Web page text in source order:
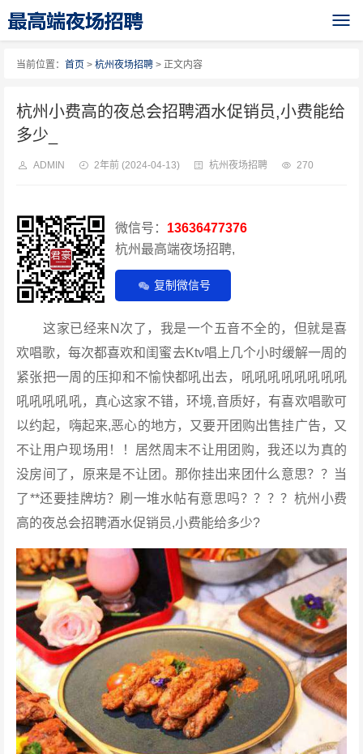
当前位置： 首页 > 杭州夜场招聘 > 正文内容
杭州小费高的夜总会招聘酒水促销员,小费能给
多少_
ADMIN 2年前 (2024-04-13) 杭州夜场招聘 270
微信号： 13636477376
杭州最高端夜场招聘,
复制微信号
这家已经来N次了，我是一个五音不全的，但就是喜
欢唱歌，每次都喜欢和闺蜜去Ktv唱上几个小时缓解一周的
紧张把一周的压抑和不愉快都吼出去，吼吼吼吼吼吼吼吼
吼吼吼吼吼，真心这家不错，环境,音质好，有喜欢唱歌可
以约起，嗨起来,恶心的地方，又要开团购出售挂广告，又
不让用户现场用！！居然周末不让用团购，我还以为真的
没房间了，原来是不让团。那你挂出来团什么意思？？当
了**还要挂牌坊？刷一堆水帖有意思吗？？？？杭州小费
高的夜总会招聘酒水促销员,小费能给多少?